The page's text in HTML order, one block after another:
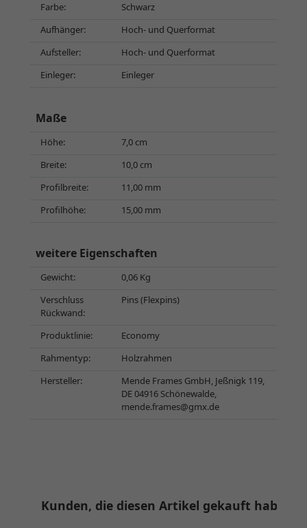
Farbe:
Schwarz
Aufhänger:
Hoch- und Querformat
Aufsteller:
Hoch- und Querformat
Einleger:
Einleger
Maße
Höhe:
7,0 cm
Breite:
10,0 cm
Profilbreite:
11,00 mm
Profilhöhe:
15,00 mm
weitere Eigenschaften
Gewicht:
0,06 Kg
Verschluss
Rückwand:
Pins (Flexpins)
Produktlinie:
Economy
Rahmentyp:
Holzrahmen
Hersteller:
Mende Frames GmbH, Jeßnigk 119,
DE 04916 Schönewalde,
mende.frames@gmx.de
Kunden, die diesen Artikel gekauft haben,